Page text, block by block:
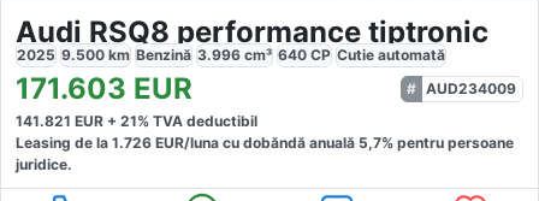
Audi RSQ8 performance tiptronic
2025 9.500 km Benzină 3.996 cm³ 640 CP Cutie automată
171.603 EUR
AUD234009
141.821 EUR + 21% TVA deductibil
Leasing de la 1.726 EUR/luna cu dobăndă anuală 5,7% pentru persoane
juridice.